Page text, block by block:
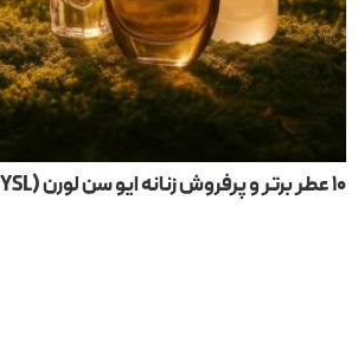
۱۰ عطر برتر و پرفروش زنانه ایو سن لورن (YSL) که باید بشناسید